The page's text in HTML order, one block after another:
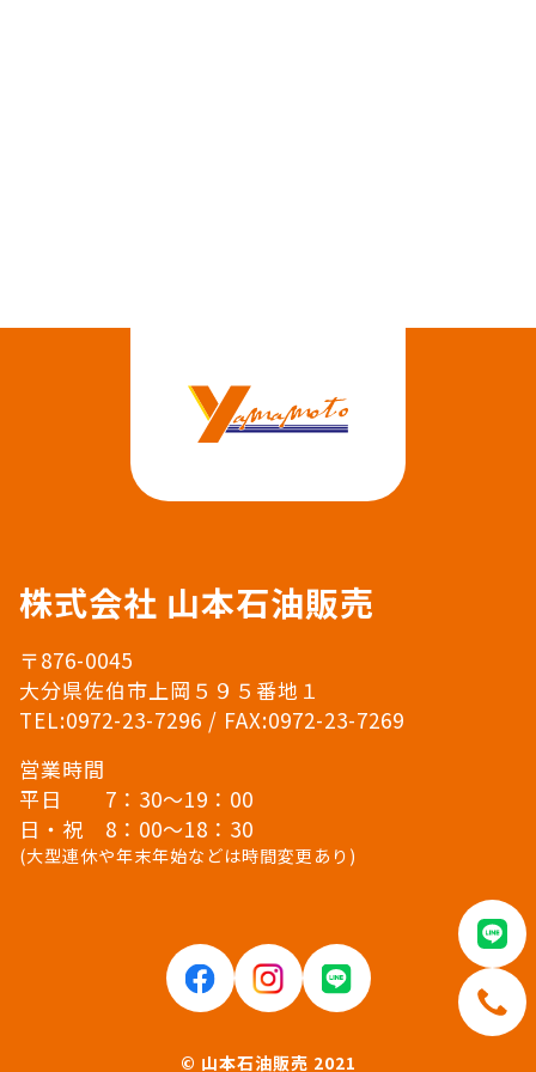
株式会社 山本石油販売
〒876-0045
大分県佐伯市上岡５９５番地１
TEL:0972-23-7296 / FAX:0972-23-7269
営業時間
平日 7：30〜19：00
日・祝 8：00〜18：30
(大型連休や年末年始などは時間変更あり)
© 山本石油販売 2021